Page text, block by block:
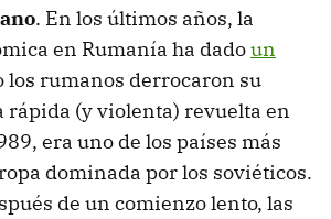
. En los últimos años, la
en Rumanía ha dadoun
los rumanos derrocaron su
rápida (y violenta) revuelta en
era uno de los países más
dominada por los soviéticos.
de un comienzo lento, las